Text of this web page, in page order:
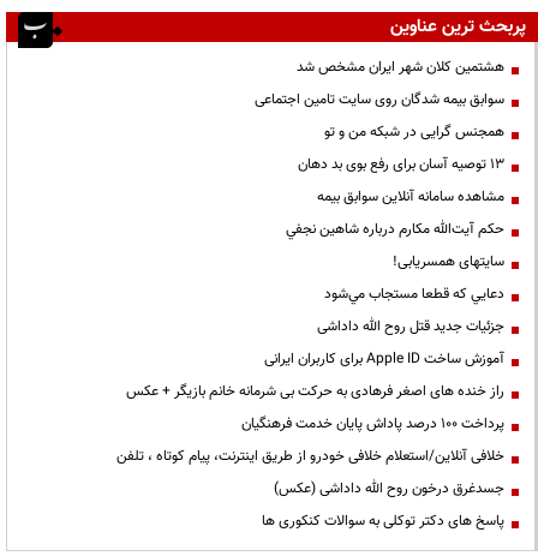
پربحث ترین عناوین
هشتمین کلان شهر ایران مشخص شد
سوابق بیمه شدگان روی سایت تامین اجتماعی
همجنس گرایی در شبکه من و تو
13 توصیه آسان برای رفع بوی بد دهان
مشاهده سامانه آنلاين سوابق بیمه
حكم آيت‌الله مكارم درباره شاهين نجفي
سایتهای همسریابی!
دعايي كه قطعا مستجاب مي‌شود
جزئیات جدید قتل روح الله داداشی
آموزش ساخت Apple ID برای کاربران ایرانی
راز خنده های اصغر فرهادی به حرکت بی شرمانه خانم بازیگر + عکس
پرداخت ۱۰۰ درصد پاداش پایان خدمت فرهنگیان
خلافی آنلاین/استعلام خلافی خودرو از طریق اینترنت، پیام کوتاه ، تلفن
جسدغرق درخون روح الله داداشی (عکس)
پاسخ های دکتر توکلی به سوالات کنکوری ها